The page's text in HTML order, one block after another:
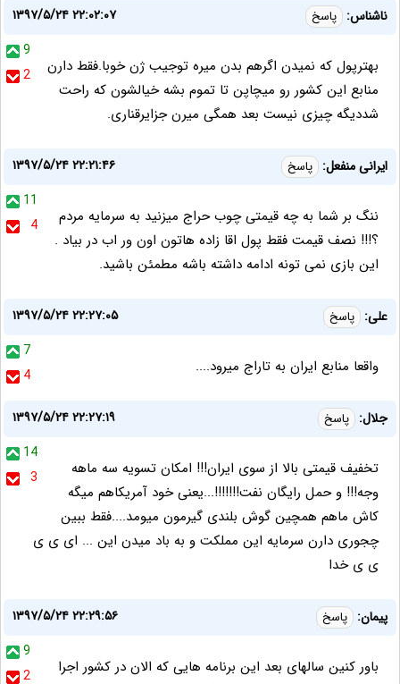
ناشناس: پاسخ
۱۳۹۷/۵/۲۴ ۲۲:۰۲:۰۷
9
2
بهترپول که نمیدن اگرهم بدن میره توجیب ژن خوبا.فقط دارن
منابع این کشور رو میچاپن تا تموم بشه خیالشون که راحت
شددیگه چیزی نیست بعد همگی میرن جزایرقناری.
ایرانی منفعل: پاسخ
۱۳۹۷/۵/۲۴ ۲۲:۲۱:۴۶
11
4
ننگ بر شما به چه قیمتی چوب حراج میزنید به سرمایه مردم
؟!!! نصف قیمت فقط پول اقا زاده هاتون اون ور اب در بیاد .
این بازی نمی تونه ادامه داشته باشه مطمئن باشید.
علی: پاسخ
۱۳۹۷/۵/۲۴ ۲۲:۲۷:۰۵
7
4
واقعا منابع ایران به تاراج میرود....
جلال: پاسخ
۱۳۹۷/۵/۲۴ ۲۲:۲۷:۱۹
14
3
تخفیف قیمتی بالا از سوی ایران!!! امکان تسویه سه ماهه
وجه!!! و حمل رایگان نفت!!!!!!!...یعنی خود آمریکاهم میگه
کاش ماهم همچین گوش بلندی گیرمون میومد....فقط ببین
چجوری دارن سرمایه این مملکت و به باد میدن این ... ای ی ی
ی ی خدا
پیمان: پاسخ
۱۳۹۷/۵/۲۴ ۲۲:۲۹:۵۶
9
2
باور کنین سالهای بعد این برنامه هایی که الان در کشور اجرا